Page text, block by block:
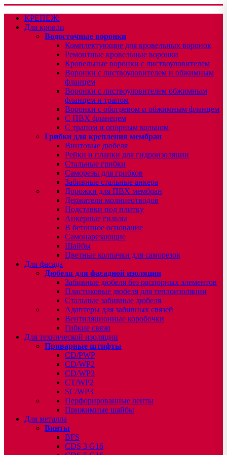
КРЕПЕЖ:
Для кровли
Водосточные воронки
Комплектующие для кровельных воронок
Ремонтные кровельные воронки
Кровельные воронки с листвоуловителем
Воронки с листвоуловителем и обжимным
фланцем
Воронки с листвоуловителем обжимным
фланцем и трапом
Воронки с обогревом и обжимным фланцем
С ПВХ фланецем
С трапом и опорным кольцом
Грибки для крепления мембран
Винтовые дюбеля
Рейки и планки для гидроизоляции
Стальные грибки
Саморезы для грибков
Забивные стальные анкера
Дорожки для ПВХ мембран
Держатели молниеотводов
Подставки под плитку
Анкерные гильзы
В бетонное основание
Самонарезающие
Шайбы
Цветные колпачки для саморезов
Для фасада
Дюбеля для фасадной изоляции
Забивные дюбеля без распорных элементов
Пластиковые дюбеля для теплоизоляции
Стальные забивные дюбеля
Адаптеры для забивных связей
Вентиляционные коробочки
Гибкие связи
Для технической изоляции
Приварные штифты
CD/PWP
CD/WP2
CD/WP3
CT/WP2
SC/WP3
Перфорированные ленты
Прижимные шайбы
Для металла
Винты
BFS
CDS 3 G16